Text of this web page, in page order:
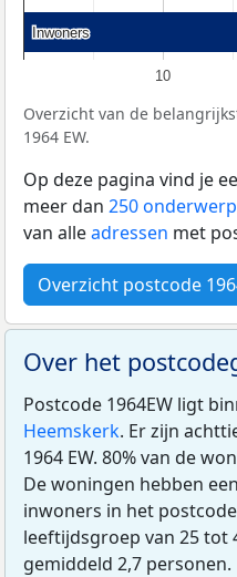
10
Inwoners
Inwoners
Overzicht van de
1964 EW.
Op deze pagina vind je
meer dan 250
van alleadressen met
Overzicht postcode
Over het
Postcode 1964EW ligt
Heemskerk. Er zijn
1964 EW. 80% van de
De woningen hebben
inwoners in het
leeftijdsgroep van 25 tot
gemiddeld 2,7 personen.